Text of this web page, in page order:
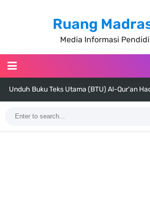
Ruang
Media Informasi
Unduh Buku Teks Utama (BTU) Al-Qur'an